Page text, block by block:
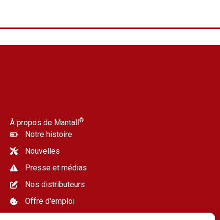
À propos de Mantall®
Notre histoire
Nouvelles
Presse et médias
Nos distributeurs
Offre d'emploi